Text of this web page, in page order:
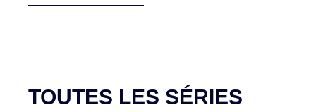
TOUTES LES SÉRIES